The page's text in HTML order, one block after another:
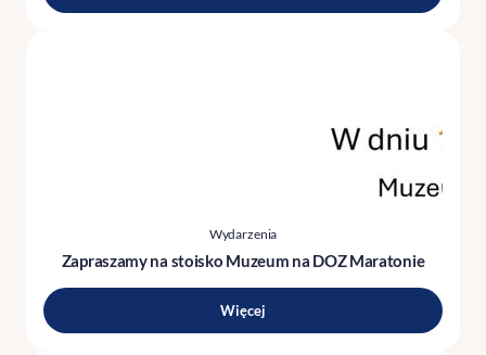
Wydarzenia
Zapraszamy na stoisko Muzeum na DOZ Maratonie
Więcej